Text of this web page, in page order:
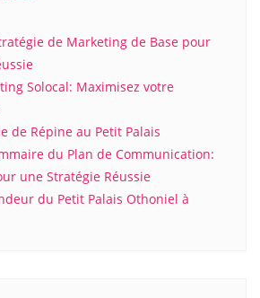
de Marketing de Base pour
Solocal: Maximisez votre
de Répine au Petit Palais
du Plan de Communication:
une Stratégie Réussie
du Petit Palais Othoniel à